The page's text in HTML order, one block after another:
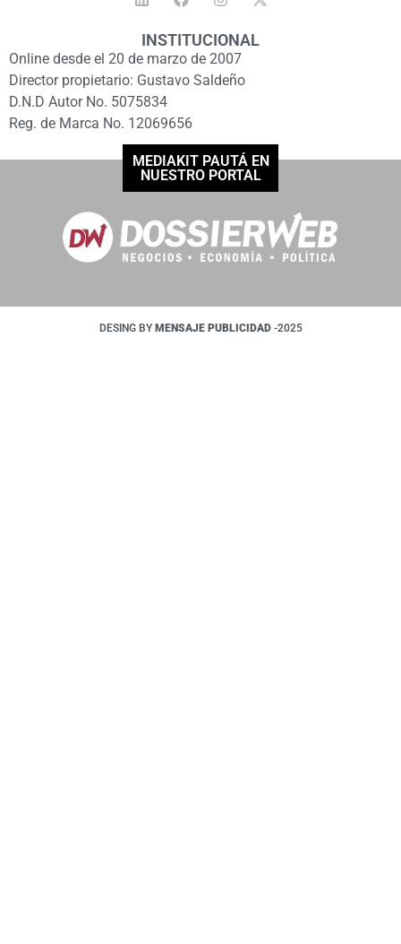
INSTITUCIONAL
Online desde el 20 de marzo de 2007
Director propietario: Gustavo Saldeño
D.N.D Autor No. 5075834
Reg. de Marca No. 12069656
MEDIAKIT PAUTÁ EN
NUESTRO PORTAL
DESING BY MENSAJE PUBLICIDAD -2025